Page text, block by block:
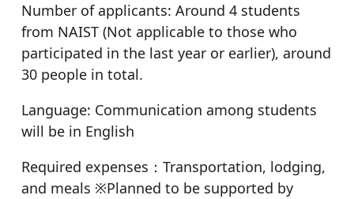
Number of applicants: Around 4 students
from NAIST (Not applicable to those who
participated in the last year or earlier), around
30 people in total.
Language: Communication among students
will be in English
Required expenses：Transportation, lodging,
and meals ※Planned to be supported by